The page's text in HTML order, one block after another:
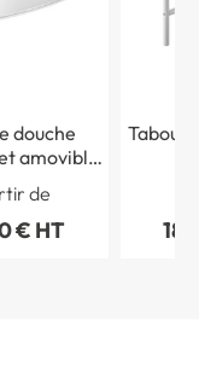
douche
amovible
Haut de
de
€ HT